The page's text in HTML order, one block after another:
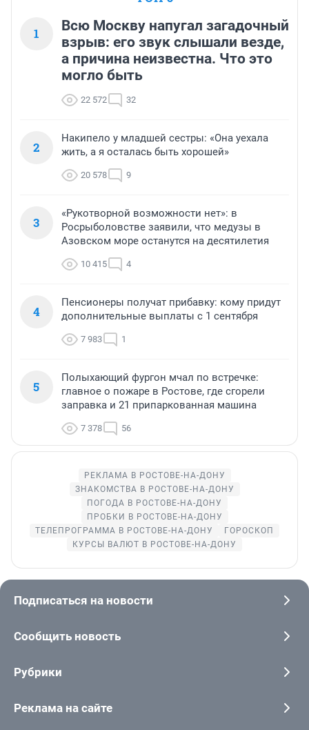
1
Всю Москву напугал загадочный
взрыв: его звук слышали везде,
а причина неизвестна. Что это
могло быть
22 572 32
2
Накипело у младшей сестры: «Она уехала
жить, а я осталась быть хорошей»
20 578 9
3
«Рукотворной возможности нет»: в
Росрыболовстве заявили, что медузы в
Азовском море останутся на десятилетия
10 415 4
4
Пенсионеры получат прибавку: кому придут
дополнительные выплаты с 1 сентября
7 983 1
5
Полыхающий фургон мчал по встречке:
главное о пожаре в Ростове, где сгорели
заправка и 21 припаркованная машина
7 378 56
РЕКЛАМА В РОСТОВЕ-НА-ДОНУ
ЗНАКОМСТВА В РОСТОВЕ-НА-ДОНУ
ПОГОДА В РОСТОВЕ-НА-ДОНУ
ПРОБКИ В РОСТОВЕ-НА-ДОНУ
ТЕЛЕПРОГРАММА В РОСТОВЕ-НА-ДОНУ
ГОРОСКОП
КУРСЫ ВАЛЮТ В РОСТОВЕ-НА-ДОНУ
Подписаться на новости
Сообщить новость
Рубрики
Реклама на сайте